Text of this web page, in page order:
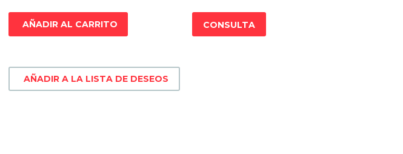
AÑADIR AL CARRITO
AÑADIR A LA LISTA DE DESEOS
CONSULTA